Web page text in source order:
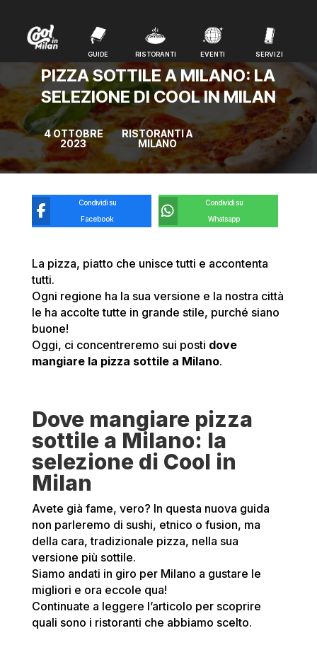
GUIDE RISTORANTI EVENTI SERVIZI
GUIDE RISTORANTI EVENTI SERVIZI
PIZZA SOTTILE A MILANO: LA
SELEZIONE DI COOL IN MILAN
4 OTTOBRE
2023
RISTORANTI A
MILANO
Condividi su
Facebook
Condividi su
Whatsapp
La pizza, piatto che unisce tutti e accontenta
tutti.
Ogni regione ha la sua versione e la nostra città
le ha accolte tutte in grande stile, purché siano
buone!
Oggi, ci concentreremo sui posti dove
mangiare la pizza sottile a Milano.
Dove mangiare pizza
sottile a Milano: la
selezione di Cool in
Milan
Avete già fame, vero? In questa nuova guida
non parleremo di sushi, etnico o fusion, ma
della cara, tradizionale pizza, nella sua
versione più sottile.
Siamo andati in giro per Milano a gustare le
migliori e ora eccole qua!
Continuate a leggere l’articolo per scoprire
quali sono i ristoranti che abbiamo scelto.